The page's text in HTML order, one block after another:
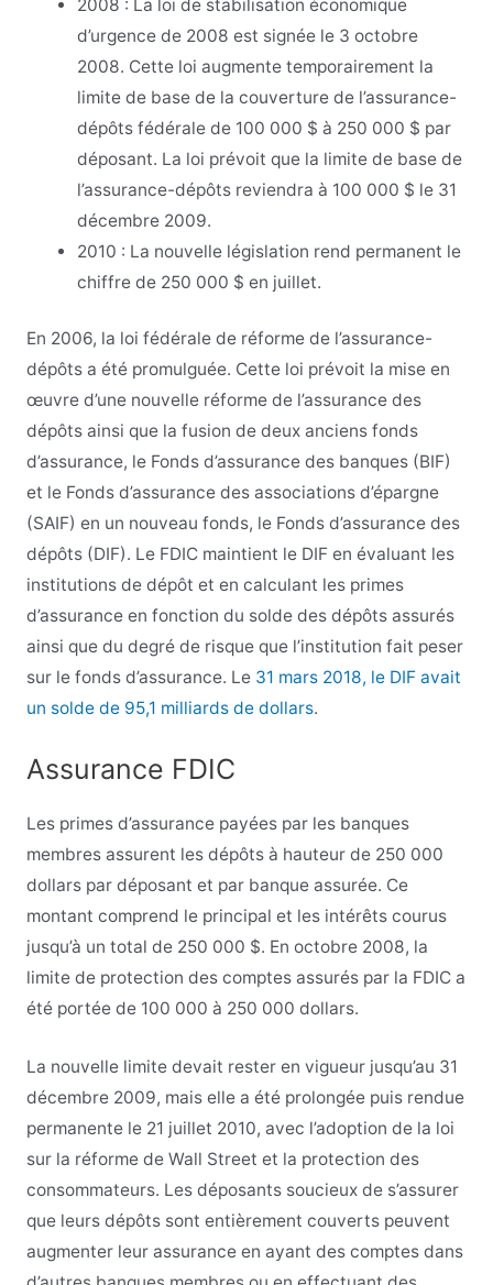
2008 : La loi de stabilisation économique
d’urgence de 2008 est signée le 3 octobre
2008. Cette loi augmente temporairement la
limite de base de la couverture de l’assurance-
dépôts fédérale de 100 000 $ à 250 000 $ par
déposant. La loi prévoit que la limite de base de
l’assurance-dépôts reviendra à 100 000 $ le 31
décembre 2009.
2010 : La nouvelle législation rend permanent le
chiffre de 250 000 $ en juillet.
En 2006, la loi fédérale de réforme de l’assurance-
dépôts a été promulguée. Cette loi prévoit la mise en
œuvre d’une nouvelle réforme de l’assurance des
dépôts ainsi que la fusion de deux anciens fonds
d’assurance, le Fonds d’assurance des banques (BIF)
et le Fonds d’assurance des associations d’épargne
(SAIF) en un nouveau fonds, le Fonds d’assurance des
dépôts (DIF). Le FDIC maintient le DIF en évaluant les
institutions de dépôt et en calculant les primes
d’assurance en fonction du solde des dépôts assurés
ainsi que du degré de risque que l’institution fait peser
sur le fonds d’assurance. Le 31 mars 2018, le DIF avait
un solde de 95,1 milliards de dollars.
Assurance FDIC
Les primes d’assurance payées par les banques
membres assurent les dépôts à hauteur de 250 000
dollars par déposant et par banque assurée. Ce
montant comprend le principal et les intérêts courus
jusqu’à un total de 250 000 $. En octobre 2008, la
limite de protection des comptes assurés par la FDIC a
été portée de 100 000 à 250 000 dollars.
La nouvelle limite devait rester en vigueur jusqu’au 31
décembre 2009, mais elle a été prolongée puis rendue
permanente le 21 juillet 2010, avec l’adoption de la loi
sur la réforme de Wall Street et la protection des
consommateurs. Les déposants soucieux de s’assurer
que leurs dépôts sont entièrement couverts peuvent
augmenter leur assurance en ayant des comptes dans